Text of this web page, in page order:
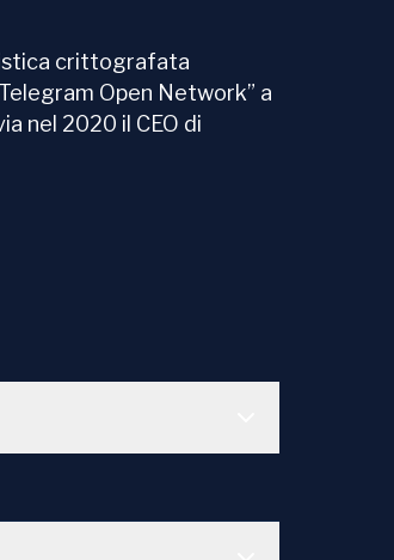
crittografata
Open Network” a
nel 2020 il CEO di